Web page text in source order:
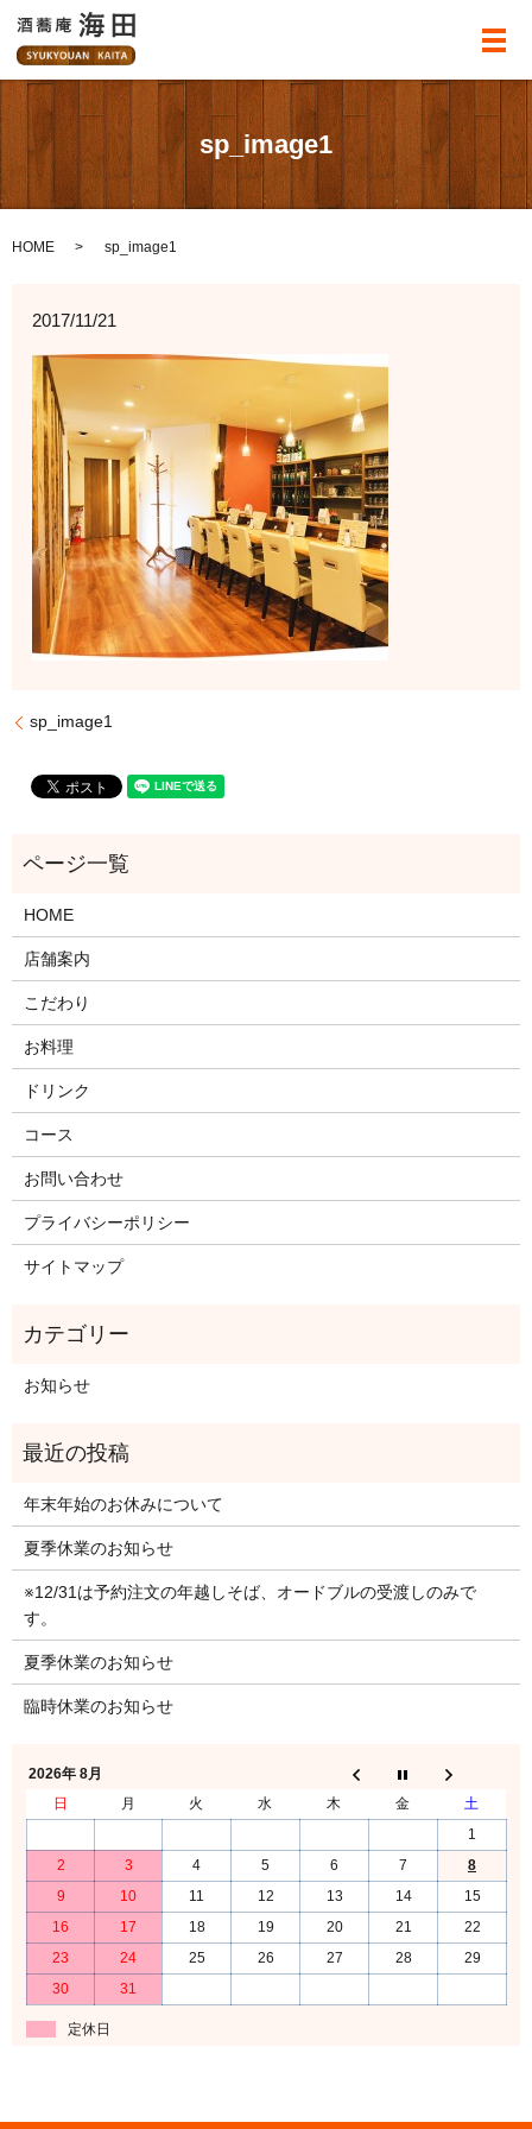
メ
sp_image1
HOME sp_image1
2017/11/21
sp_image1
HOME
店舗案内
こだわり
お料理
ドリンク
コース
お問い合わせ
プライバシーポリシー
サイトマップ
お知らせ
年末年始のお休みについて
夏季休業のお知らせ
※12/31は予約注文の年越しそば、オードブルの受渡しのみで
す。
夏季休業のお知らせ
臨時休業のお知らせ
2026年 8月
日
月 火 水 木 金
土
1
2
3 4 5 6 7
8
9
10 11 12 13 14
15
16
17 18 19 20 21
22
23
24 25 26 27 28
29
30
31
定休日